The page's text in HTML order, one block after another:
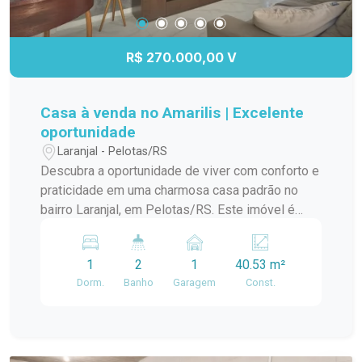
R$ 270.000,00 V
Casa à venda no Amarilis | Excelente
oportunidade
Laranjal - Pelotas/RS
Descubra a oportunidade de viver com conforto e
praticidade em uma charmosa casa padrão no
bairro Laranjal, em Pelotas/RS. Este imóvel é
bem localizado. A casa conta com amplos
ambientes, proporcionando uma ótima circulação
e iluminação natural. A sala de estar é perfeita
1
Dorm.
2
Banho
1
Garagem
40.53 m²
Const.